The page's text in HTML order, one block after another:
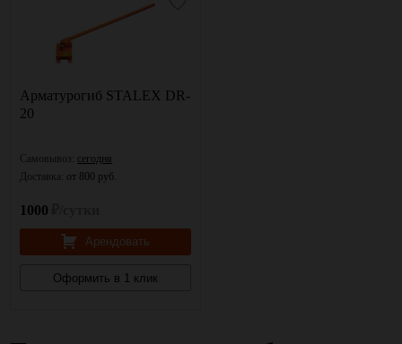
Арматурогиб STALEX DR-
20
Самовывоз: сегодня
Доставка: от 800 руб.
1000
Арендовать
Оформить в 1 клик